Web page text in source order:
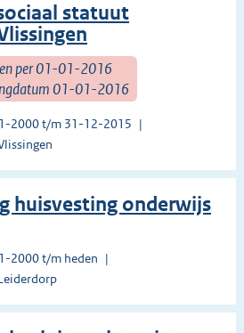
statuut
per 01-01-2016
01-01-2016
2000 t/m 31-12-2015
huisvesting onderwijs
2000 t/m heden